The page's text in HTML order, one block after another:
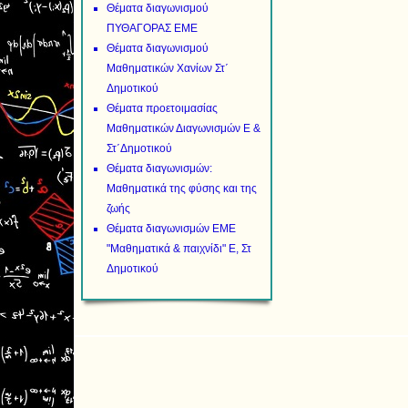
Θέματα διαγωνισμού
ΠΥΘΑΓΟΡΑΣ ΕΜΕ
Θέματα διαγωνισμού
Μαθηματικών Χανίων Στ΄
Δημοτικού
Θέματα προετοιμασίας
Μαθηματικών Διαγωνισμών Ε &
Στ΄Δημοτικού
Θέματα διαγωνισμών:
Μαθηματικά της φύσης και της
ζωής
Θέματα διαγωνισμών ΕΜΕ
"Μαθηματικά & παιχνίδι" Ε, Στ
Δημοτικού